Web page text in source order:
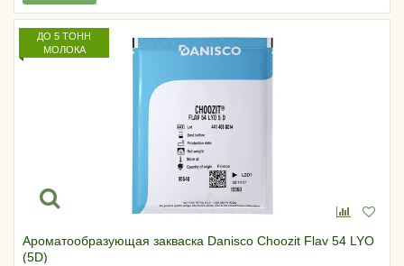
ДО 5 ТОНН
МОЛОКА
Ароматообразующая закваска Danisсo Choozit Flav 54 LYO
(5D)